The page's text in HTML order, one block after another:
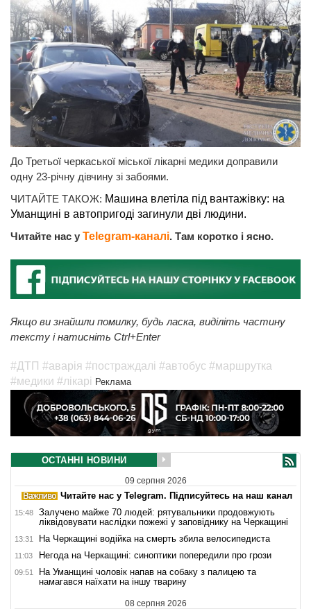
До Третьої черкаської міської лікарні медики доправили
одну 23-річну дівчину зі забоями.
ЧИТАЙТЕ ТАКОЖ: Машина влетіла під вантажівку: на
Уманщині в автопригоді загинули дві людини.
Читайте нас у Telegram-каналі. Там коротко і ясно.
Якщо ви знайшли помилку, будь ласка, виділіть частину
тексту і натисніть Ctrl+Enter
#ДТП #аварія #постраждалі #автобус #маршрутка
#медики #лікарі Реклама
ОСТАННІ НОВИНИ
09 серпня 2026
Читайте нас у Telegram. Підписуйтесь на наш канал
15:48
Залучено майже 70 людей: рятувальники продовжують
ліквідовувати наслідки пожежі у заповіднику на Черкащині
13:31 На Черкащині водійка на смерть збила велосипедиста
11:03 Негода на Черкащині: синоптики попередили про грози
09:51
На Уманщині чоловік напав на собаку з палицею та
намагався наїхати на іншу тварину
08 серпня 2026